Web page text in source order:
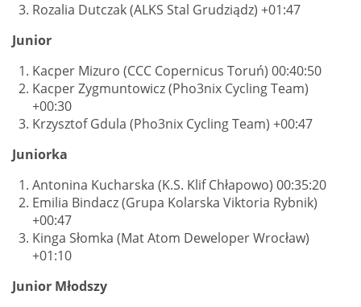
Rozalia Dutczak (ALKS Stal Grudziądz) +01:47
Junior
Kacper Mizuro (CCC Copernicus Toruń) 00:40:50
Kacper Zygmuntowicz (Pho3nix Cycling Team)
+00:30
Krzysztof Gdula (Pho3nix Cycling Team) +00:47
Juniorka
Antonina Kucharska (K.S. Klif Chłapowo) 00:35:20
Emilia Bindacz (Grupa Kolarska Viktoria Rybnik)
+00:47
Kinga Słomka (Mat Atom Deweloper Wrocław)
+01:10
Junior Młodszy